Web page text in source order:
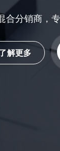
合分销商
解更多